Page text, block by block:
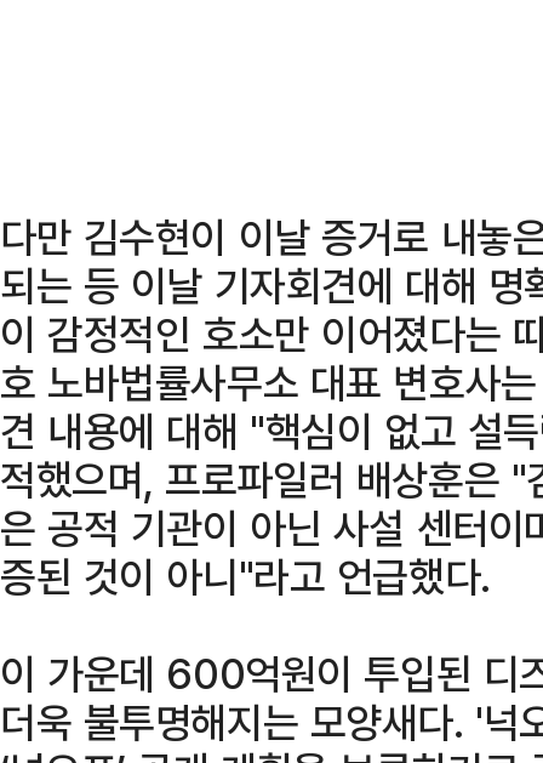
다만 김수현이 이날 증거로 내놓
되는 등 이날 기자회견에 대해
이 감정적인 호소만 이어졌다는
호 노바법률사무소 대표 변호사
견 내용에 대해 "핵심이 없고 설
적했으며, 프로파일러 배상훈은
은 공적 기관이 아닌 사설 센터
증된 것이 아니"라고 언급했다.
이 가운데 600억원이 투입된 디
더욱 불투명해지는 모양새다. '